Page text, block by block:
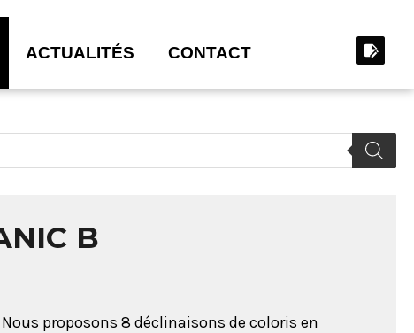
ACTUALITÉS CONTACT
B
proposons 8 déclinaisons de coloris en